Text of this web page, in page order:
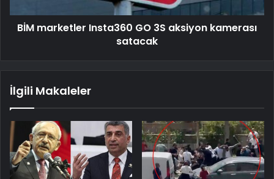
BİM marketler Insta360 GO 3S aksiyon kamerası
satacak
İlgili Makaleler